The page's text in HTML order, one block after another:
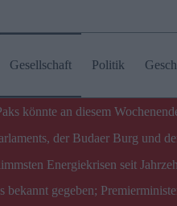
Gesellschaft Politik
könnte an diesem
der Budaer Burg und
Energiekrisen seit
gegeben;